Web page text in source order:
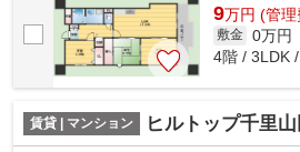
9万円 (管理
敷金 0万円
4階 / 3LDK
賃貸 | マンション ヒルトップ千里山